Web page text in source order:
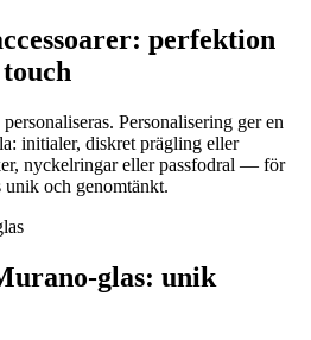
perfektion
Personalisering ger en
initialer, diskret prägling eller
nyckelringar eller passfodral — för
unik och genomtänkt.
glas: unik